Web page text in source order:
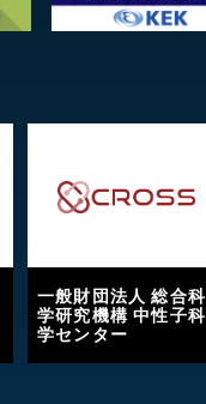
一般財団法人 総合科
学研究機構 中性子科
学センター